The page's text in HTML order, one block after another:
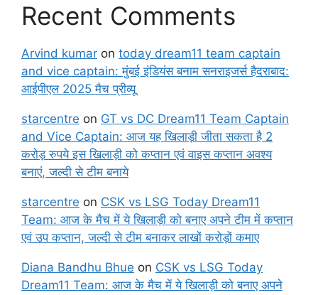
Recent Comments
Arvind kumar on today dream11 team captain
and vice captain: मुंबई इंडियंस बनाम सनराइजर्स हैदराबाद:
आईपीएल 2025 मैच प्रीव्यू
starcentre on GT vs DC Dream11 Team Captain
and Vice Captain: आज यह खिलाड़ी जीता सकता है 2
करोड़ रुपये इस खिलाड़ी को कप्तान एवं वाइस कप्तान अवश्य
बनाएं, जल्दी से टीम बनाये
starcentre on CSK vs LSG Today Dream11
Team: आज के मैच में ये खिलाड़ी को बनाए अपने टीम में कप्तान
एवं उप कप्तान, जल्दी से टीम बनाकर लाखों करोड़ों कमाए
Diana Bandhu Bhue on CSK vs LSG Today
Dream11 Team: आज के मैच में ये खिलाड़ी को बनाए अपने